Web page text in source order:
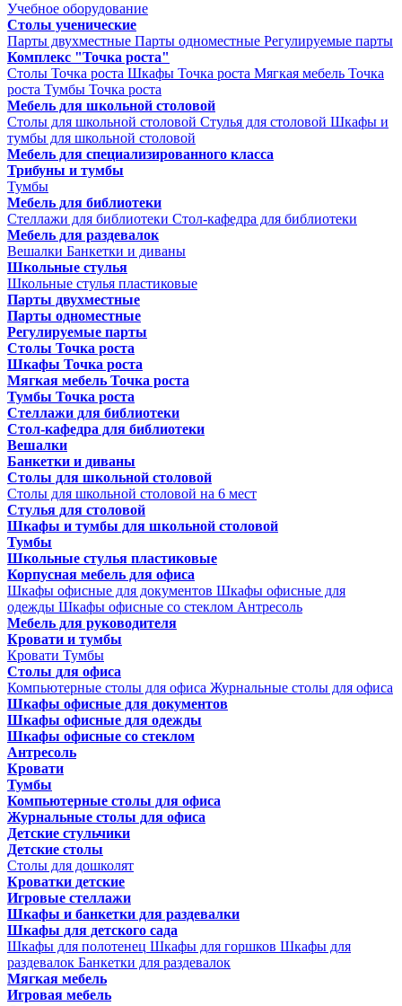
Учебное оборудование
Столы ученические
Парты двухместные Парты одноместные Регулируемые парты
Комплекс "Точка роста"
Столы Точка роста Шкафы Точка роста Мягкая мебель Точка
роста Тумбы Точка роста
Мебель для школьной столовой
Столы для школьной столовой Стулья для столовой Шкафы и
тумбы для школьной столовой
Мебель для специализированного класса
Трибуны и тумбы
Тумбы
Мебель для библиотеки
Стеллажи для библиотеки Стол-кафедра для библиотеки
Мебель для раздевалок
Вешалки Банкетки и диваны
Школьные стулья
Школьные стулья пластиковые
Парты двухместные
Парты одноместные
Регулируемые парты
Столы Точка роста
Шкафы Точка роста
Мягкая мебель Точка роста
Тумбы Точка роста
Стеллажи для библиотеки
Стол-кафедра для библиотеки
Вешалки
Банкетки и диваны
Столы для школьной столовой
Столы для школьной столовой на 6 мест
Стулья для столовой
Шкафы и тумбы для школьной столовой
Тумбы
Школьные стулья пластиковые
Корпусная мебель для офиса
Шкафы офисные для документов Шкафы офисные для
одежды Шкафы офисные со стеклом Антресоль
Мебель для руководителя
Кровати и тумбы
Кровати Тумбы
Столы для офиса
Компьютерные столы для офиса Журнальные столы для офиса
Шкафы офисные для документов
Шкафы офисные для одежды
Шкафы офисные со стеклом
Антресоль
Кровати
Тумбы
Компьютерные столы для офиса
Журнальные столы для офиса
Детские стульчики
Детские столы
Столы для дошколят
Кроватки детские
Игровые стеллажи
Шкафы и банкетки для раздевалки
Шкафы для детского сада
Шкафы для полотенец Шкафы для горшков Шкафы для
раздевалок Банкетки для раздевалок
Мягкая мебель
Игровая мебель